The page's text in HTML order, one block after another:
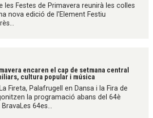
les Festes de Primavera reunirà les colles
nova edició de l'Element Festiu
encaren el cap de setmana central
cultura popular i música
Fireta, Palafrugell en Dansa i la Fira de
la programació abans del 64è
64es...